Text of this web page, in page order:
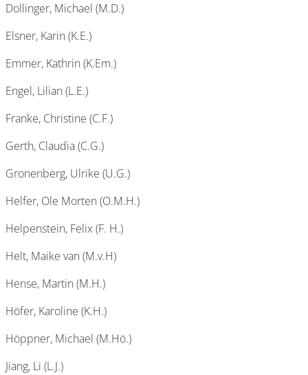
Dollinger, Michael (M.D.)
Elsner, Karin (K.E.)
Emmer, Kathrin (K.Em.)
Engel, Lilian (L.E.)
Franke, Christine (C.F.)
Gerth, Claudia (C.G.)
Gronenberg, Ulrike (U.G.)
Helfer, Ole Morten (O.M.H.)
Helpenstein, Felix (F. H.)
Helt, Maike van (M.v.H)
Hense, Martin (M.H.)
Höfer, Karoline (K.H.)
Höppner, Michael (M.Hö.)
Jiang, Li (L.J.)